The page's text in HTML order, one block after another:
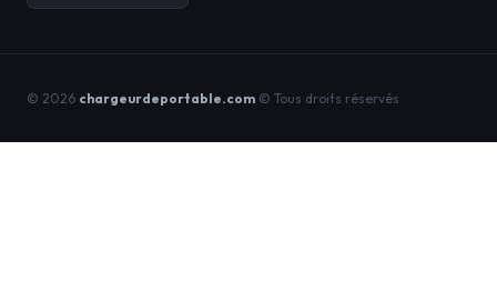
© 2026 chargeurdeportable.com © Tous droits réservés